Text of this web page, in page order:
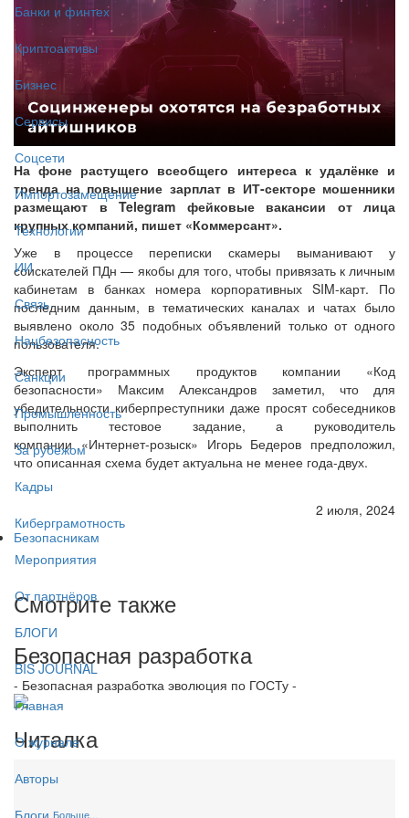
Банки и финтех
Криптоактивы
Бизнес
Сервисы
Соцсети
Импортозамещение
Технологии
ИИ
Связь
Нацбезопасность
Санкции
Промышленность
За рубежом
Кадры
Киберграмотность
Мероприятия
От партнёров
БЛОГИ
BIS JOURNAL
Главная
О журнале
Авторы
Блоги
На фоне растущего всеобщего интереса к удалёнке и
тренда на повышение зарплат в ИТ-секторе мошенники
размещают в Telegram фейковые вакансии от лица
крупных компаний, пишет «Коммерсант».
Уже в процессе переписки скамеры выманивают у
соискателей ПДн — якобы для того, чтобы привязать к личным
кабинетам в банках номера корпоративных SIM-карт. По
последним данным, в тематических каналах и чатах было
выявлено около 35 подобных объявлений только от одного
пользователя.
Эксперт программных продуктов компании «Код
безопасности» Максим Александров заметил, что для
убедительности киберпреступники даже просят собеседников
выполнить тестовое задание, а руководитель
компании «Интернет-розыск» Игорь Бедеров предположил,
что описанная схема будет актуальна не менее года-двух.
2 июля, 2024
Безопасникам
Смотрите также
Безопасная разработка
- Безопасная разработка эволюция по ГОСТу -
Читалка
Больше...